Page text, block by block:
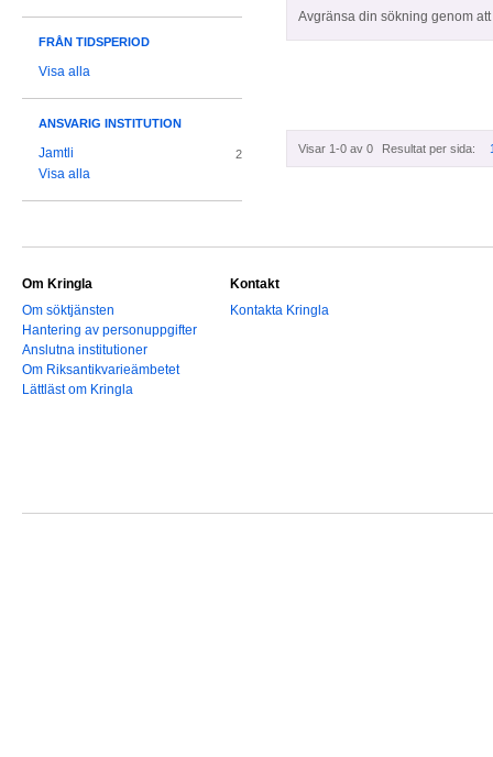
Avgränsa din sökning genom
Visar 1-0 av 0 Resultat per sida:
FRÅN TIDSPERIOD
Visa alla
ANSVARIG INSTITUTION
Jamtli 2
Visa alla
Om Kringla
Om söktjänsten
Hantering av personuppgifter
Anslutna institutioner
Om Riksantikvarieämbetet
Lättläst om Kringla
Kontakt
Kontakta Kringla